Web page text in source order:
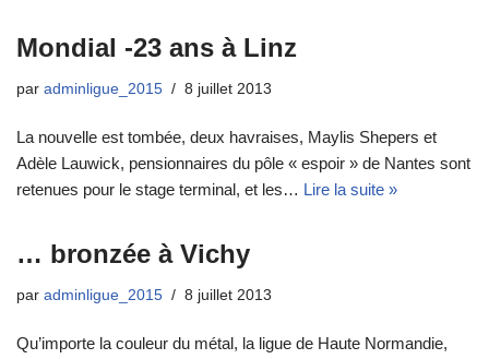
Mondial -23 ans à Linz
par adminligue_2015 8 juillet 2013
La nouvelle est tombée, deux havraises, Maylis Shepers et
Adèle Lauwick, pensionnaires du pôle « espoir » de Nantes sont
retenues pour le stage terminal, et les… Lire la suite »
… bronzée à Vichy
par adminligue_2015 8 juillet 2013
Qu’importe la couleur du métal, la ligue de Haute Normandie,